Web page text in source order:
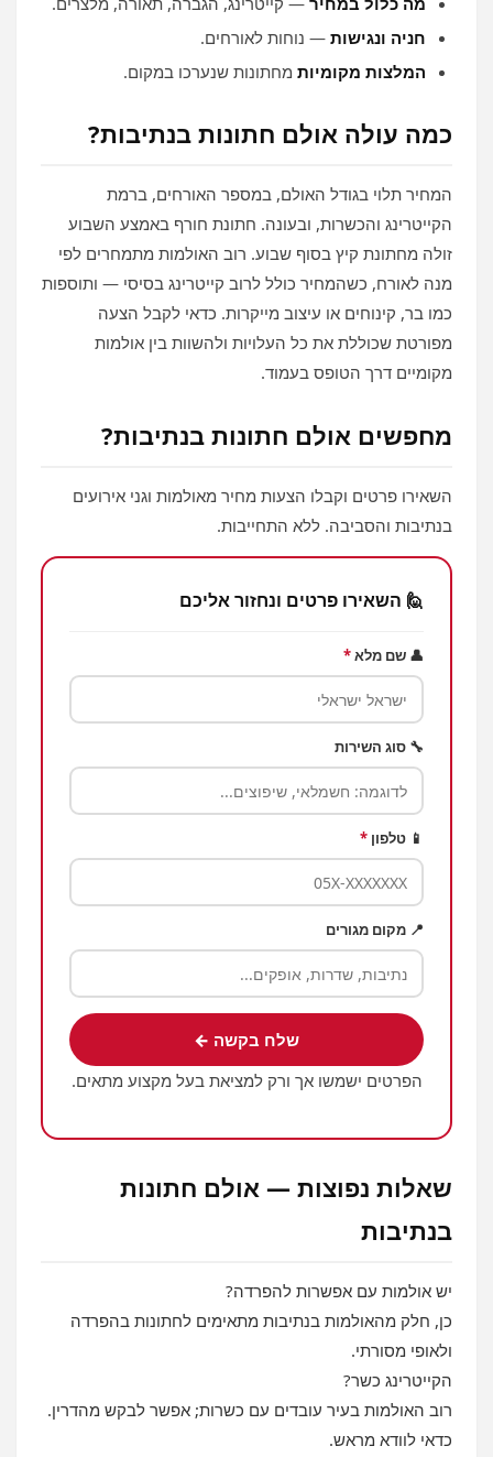
חניה ונגישות — נוחות לאורחים.
המלצות מקומיות מחתונות שנערכו במקום.
כמה עולה אולם חתונות בנתיבות?
המחיר תלוי בגודל האולם, במספר האורחים, ברמת
הקייטרינג והכשרות, ובעונה. חתונת חורף באמצע השבוע
זולה מחתונת קיץ בסוף שבוע. רוב האולמות מתמחרים לפי
מנה לאורח, כשהמחיר כולל לרוב קייטרינג בסיסי — ותוספות
כמו בר, קינוחים או עיצוב מייקרות. כדאי לקבל הצעה
מפורטת שכוללת את כל העלויות ולהשוות בין אולמות
מקומיים דרך הטופס בעמוד.
מחפשים אולם חתונות בנתיבות?
השאירו פרטים וקבלו הצעות מחיר מאולמות וגני אירועים
בנתיבות והסביבה. ללא התחייבות.
🙋 השאירו פרטים ונחזור אליכם
👤 שם מלא*
🔧 סוג השירות
📱 טלפון *
📍 מקום מגורים
שלח בקשה ←
הפרטים ישמשו אך ורק למציאת בעל מקצוע מתאים.
שאלות נפוצות — אולם חתונות
בנתיבות
יש אולמות עם אפשרות להפרדה?
כן, חלק מהאולמות בנתיבות מתאימים לחתונות בהפרדה
ולאופי מסורתי.
הקייטרינג כשר?
רוב האולמות בעיר עובדים עם כשרות; אפשר לבקש מהדרין.
כדאי לוודא מראש.